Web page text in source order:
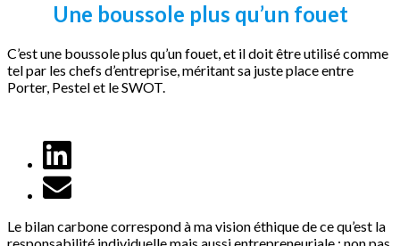
Une boussole plus qu’un fouet
C’est une boussole plus qu’un fouet, et il doit être utilisé comme
tel par les chefs d’entreprise, méritant sa juste place entre
Porter, Pestel et le SWOT.
Le bilan carbone correspond à ma vision éthique de ce qu’est la